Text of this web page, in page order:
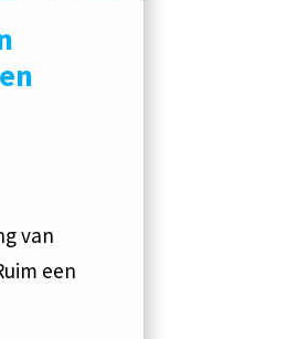
van
een